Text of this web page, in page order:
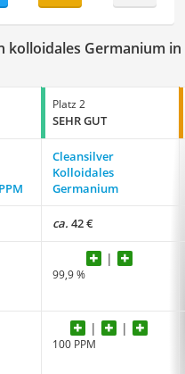
kolloidales Germanium in
Platz 2
SEHR GUT
Cleansilver
Kolloidales
Germanium
ca. 42 €
99,9 %
100 PPM